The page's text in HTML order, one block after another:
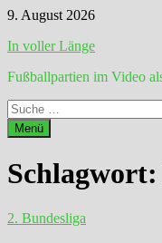
Zum
springen
9. August 2026
In voller Länge
Fußballpartien im Video
Suche
nach:
Menü
Schlagwort:
2. Bundesliga